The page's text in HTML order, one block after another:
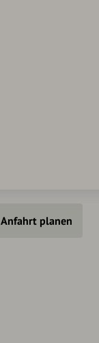
Anfahrt planen